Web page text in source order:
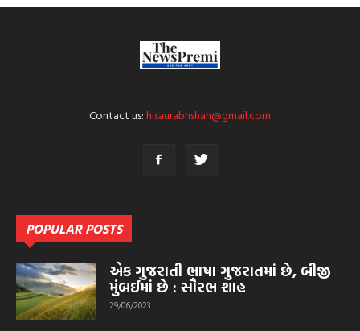
Contact us:hisaurabhshah@gmail.com
POPULAR POSTS
એક ગુજરાતી ભાષા ગુજરાતમાં છે, બીજી
મુંબઈમાં છે : સૌરભ શાહ
29/06/2023